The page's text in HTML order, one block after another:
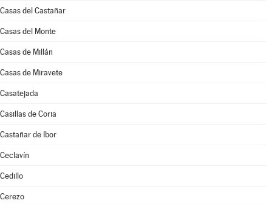
Casas del Castañar
Casas del Monte
Casas de Millán
Casas de Miravete
Casatejada
Casillas de Coria
Castañar de Ibor
Ceclavín
Cedillo
Cerezo